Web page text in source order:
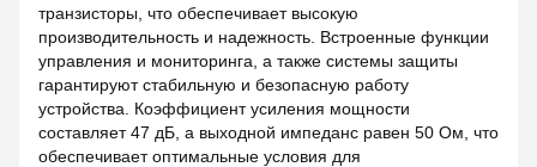
транзисторы, что обеспечивает высокую
производительность и надежность. Встроенные функции
управления и мониторинга, а также системы защиты
гарантируют стабильную и безопасную работу
устройства. Коэффициент усиления мощности
составляет 47 дБ, а выходной импеданс равен 50 Ом, что
обеспечивает оптимальные условия для